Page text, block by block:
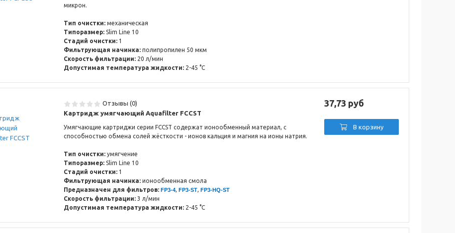
микрон.
Тип очистки: механическая
Типоразмер: Slim Line 10
Стадий очистки: 1
Фильтрующая начинка: полипропилен 50 мкм
Cкорость фильтрации: 20 л/мин
Допустимая температура жидкости: 2-45 °C
Отзывы (0)
Картридж умягчающий Aquafilter FCCST
Умягчающие картриджи серии FCCST содержат ионообменный материал, с
способностью обмена солей жёсткости - ионов кальция и магния на ионы натрия.
Тип очистки: умягчение
Типоразмер: Slim Line 10
Стадий очистки: 1
Фильтрующая начинка: ионообменная смола
Предназначен для фильтров: FP3-4, FP3-ST, FP3-HQ-ST
Cкорость фильтрации: 3 л/мин
Допустимая температура жидкости: 2-45 °C
37,73 руб
В корзину